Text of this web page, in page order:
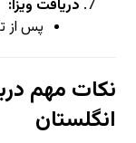
دریافت ویزا:
پس از
نکات مهم
انگلستان